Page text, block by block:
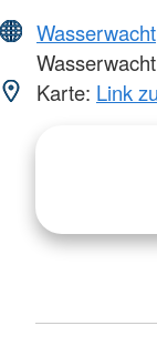
Wasserwacht
Karte: Link